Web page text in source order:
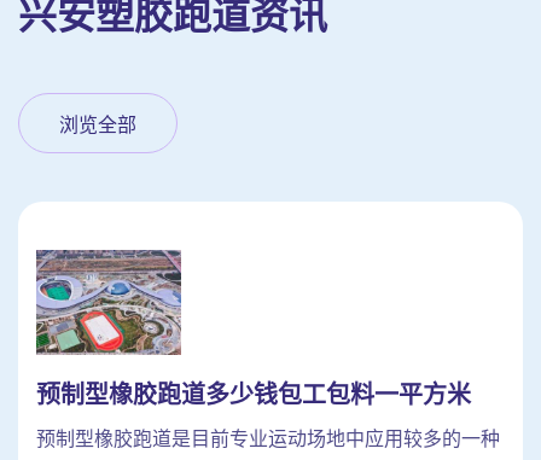
兴安塑胶跑道资讯
浏览全部
预制型橡胶跑道多少钱包工包料一平方米
预制型橡胶跑道是目前专业运动场地中应用较多的一种